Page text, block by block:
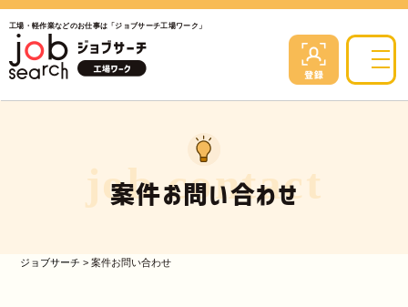
工場・軽作業などのお仕事は「ジョブサーチ工場ワーク」
案件お問い合わせ
job contact
ジョブサーチ >案件お問い合わせ